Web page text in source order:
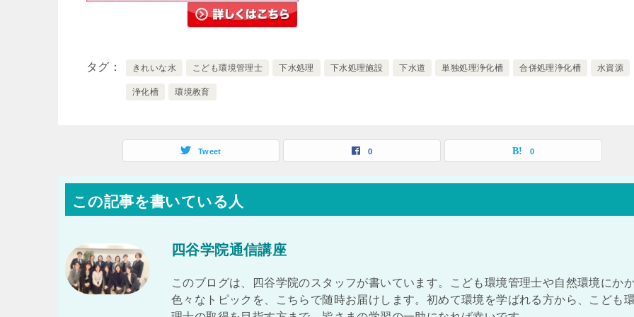
タグ きれいな水 こども環境管理士 下水処理 下水処理施設 下水道 単独処理浄化槽 合併処理浄化槽 水資源
浄化槽 環境教育
Tweet 0 0
この記事を書いている人
四谷学院通信講座
このブログは、四谷学院のスタッフが書いています。こども環境管理士や自然環境にか
色々なトピックを、こちらで随時お届けします。初めて環境を学ばれる方から、こども